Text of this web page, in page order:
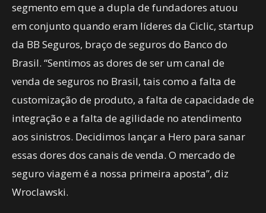
segmento em que a dupla de fundadores atuou
em conjunto quando eram líderes da Ciclic, startup
da BB Seguros, braço de seguros do Banco do
Brasil. “Sentimos as dores de ser um canal de
venda de seguros no Brasil, tais como a falta de
customização de produto, a falta de capacidade de
integração e a falta de agilidade no atendimento
aos sinistros. Decidimos lançar a Hero para sanar
essas dores dos canais de venda. O mercado de
seguro viagem é a nossa primeira aposta”, diz
Wroclawski.